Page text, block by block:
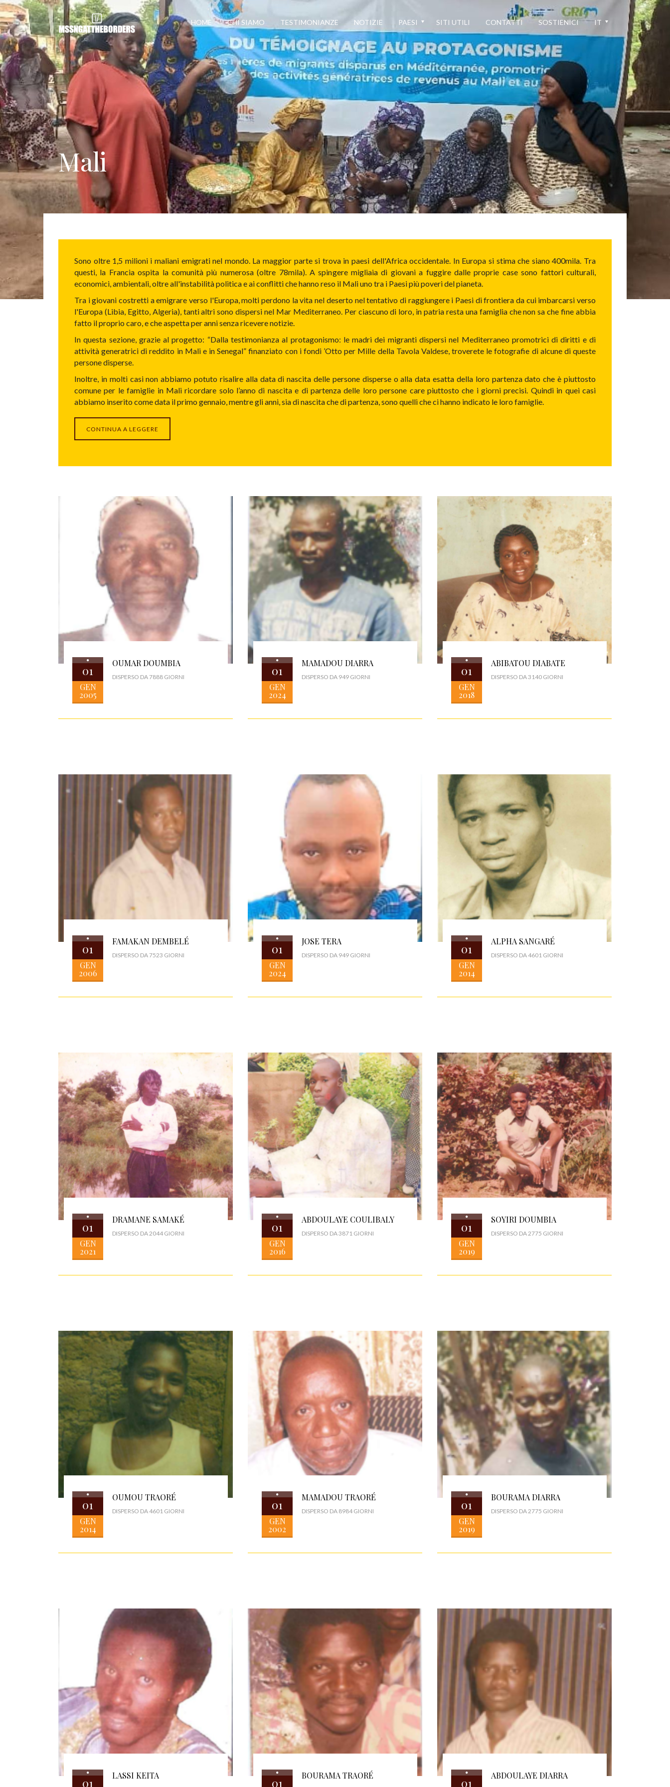
HOME CHI SIAMO TESTIMONIANZE NOTIZIE PAESI SITI UTILI CONTATTI SOSTIENICI IT
Mali
Sono oltre 1,5 milioni i maliani emigrati nel mondo. La maggior parte si trova in paesi dell'Africa occidentale. In Europa si stima che siano 400mila. Tra
questi, la Francia ospita la comunità più numerosa (oltre 78mila). A spingere migliaia di giovani a fuggire dalle proprie case sono fattori culturali,
economici, ambientali, oltre all'instabilità politica e ai conflitti che hanno reso il Mali uno tra i Paesi più poveri del pianeta.
Tra i giovani costretti a emigrare verso l'Europa, molti perdono la vita nel deserto nel tentativo di raggiungere i Paesi di frontiera da cui imbarcarsi verso
l'Europa (Libia, Egitto, Algeria), tanti altri sono dispersi nel Mar Mediterraneo. Per ciascuno di loro, in patria resta una famiglia che non sa che fine abbia
fatto il proprio caro, e che aspetta per anni senza ricevere notizie.
In questa sezione, grazie al progetto: “Dalla testimonianza al protagonismo: le madri dei migranti dispersi nel Mediterraneo promotrici di diritti e di
attività generatrici di reddito in Mali e in Senegal” finanziato con i fondi ’Otto per Mille della Tavola Valdese, troverete le fotografie di alcune di queste
persone disperse.
Inoltre, in molti casi non abbiamo potuto risalire alla data di nascita delle persone disperse o alla data esatta della loro partenza dato che è piuttosto
comune per le famiglie in Mali ricordare solo l’anno di nascita e di partenza delle loro persone care piuttosto che i giorni precisi. Quindi in quei casi
abbiamo inserito come data il primo gennaio, mentre gli anni, sia di nascita che di partenza, sono quelli che ci hanno indicato le loro famiglie.
CONTINUA A LEGGERE
01
GEN
2005
OUMAR DOUMBIA
DISPERSO DA 7888 GIORNI 01
GEN
2024
MAMADOU DIARRA
DISPERSO DA 949 GIORNI 01
GEN
2018
ABIBATOU DIABATE
DISPERSO DA 3140 GIORNI
01
GEN
2006
FAMAKAN DEMBELÉ
DISPERSO DA 7523 GIORNI 01
GEN
2024
JOSE TERA
DISPERSO DA 949 GIORNI 01
GEN
2014
ALPHA SANGARÉ
DISPERSO DA 4601 GIORNI
01
GEN
2021
DRAMANE SAMAKÉ
DISPERSO DA 2044 GIORNI 01
GEN
2016
ABDOULAYE COULIBALY
DISPERSO DA 3871 GIORNI 01
GEN
2019
SOYIRI DOUMBIA
DISPERSO DA 2775 GIORNI
01
GEN
2014
OUMOU TRAORÉ
DISPERSO DA 4601 GIORNI 01
GEN
2002
MAMADOU TRAORÉ
DISPERSO DA 8984 GIORNI 01
GEN
2019
BOURAMA DIARRA
DISPERSO DA 2775 GIORNI
01
LASSI KEITA
01
BOURAMA TRAORÉ
01
ABDOULAYE DIARRA